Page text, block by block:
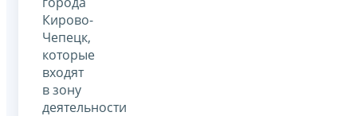
Кирово-
Чепецк,
которые
входят
в зону
деятельности